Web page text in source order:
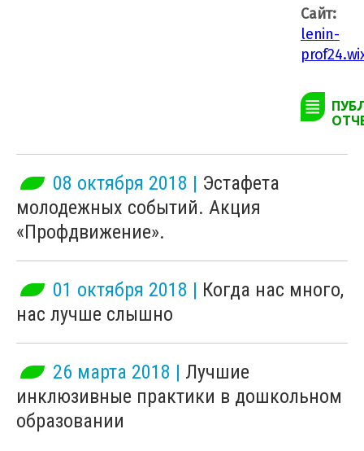
Сайт:
lenin-
08 октября 2018 | Эстафета
молодежных событий. Акция
«Профдвижение».
01 октября 2018 | Когда нас много,
нас лучше слышно
26 марта 2018 | Лучшие
инклюзивные практики в дошкольном
образовании